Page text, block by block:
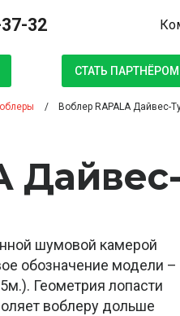
32
СТАТЬ ПАРТНЁРОМ
Воблер RAPALA Дайвес-
шумовой камерой
обозначение модели –
Геометрия лопасти
воблеру дольше